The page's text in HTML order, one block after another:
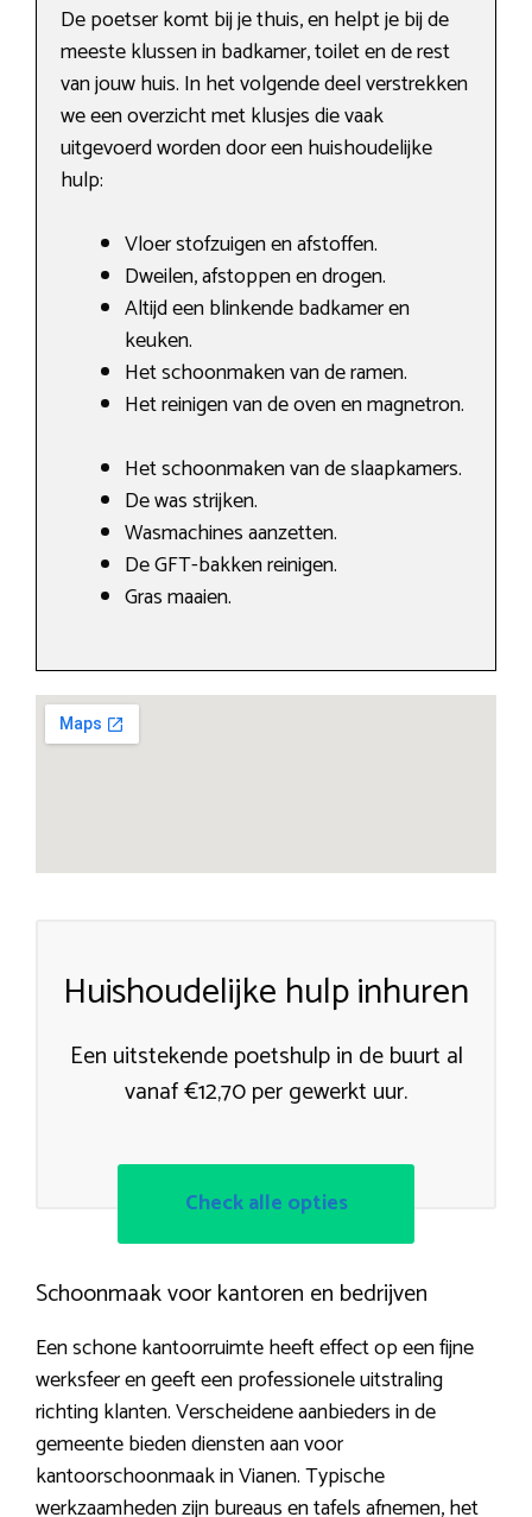
De poetser komt bij je thuis, en helpt je bij de
meeste klussen in badkamer, toilet en de rest
van jouw huis. In het volgende deel verstrekken
we een overzicht met klusjes die vaak
uitgevoerd worden door een huishoudelijke
hulp:
Vloer stofzuigen en afstoffen.
Dweilen, afstoppen en drogen.
Altijd een blinkende badkamer en
keuken.
Het schoonmaken van de ramen.
Het reinigen van de oven en magnetron.
Het schoonmaken van de slaapkamers.
De was strijken.
Wasmachines aanzetten.
De GFT-bakken reinigen.
Gras maaien.
Huishoudelijke hulp inhuren
Een uitstekende poetshulp in de buurt al
vanaf €12,70 per gewerkt uur.
Check alle opties
Schoonmaak voor kantoren en bedrijven
Een schone kantoorruimte heeft effect op een fijne
werksfeer en geeft een professionele uitstraling
richting klanten. Verscheidene aanbieders in de
gemeente bieden diensten aan voor
kantoorschoonmaak in Vianen. Typische
werkzaamheden zijn bureaus en tafels afnemen, het